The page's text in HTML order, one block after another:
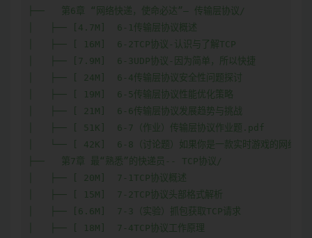
├──   第6章 “网络快递，使命必达”– 传输层协议/
│   ├── [4.7M]  6-1传输层协议概述
│   ├── [ 16M]  6-2TCP协议-认识与了解TCP
│   ├── [7.9M]  6-3UDP协议-因为简单，所以快捷
│   ├── [ 24M]  6-4传输层协议安全性问题探讨
│   ├── [ 19M]  6-5传输层协议性能优化策略
│   ├── [ 21M]  6-6传输层协议发展趋势与挑战
│   ├── [ 51K]  6-7（作业）传输层协议作业题.pdf
│   └── [ 42K]  6-8（讨论题）如果你是一款实时游戏的网络架
├──   第7章 最“熟悉”的快递员-- TCP协议/
│   ├── [ 20M]  7-1TCP协议概述
│   ├── [ 15M]  7-2TCP协议头部格式解析
│   ├── [6.6M]  7-3（实验）抓包获取TCP请求
│   ├── [ 18M]  7-4TCP协议工作原理